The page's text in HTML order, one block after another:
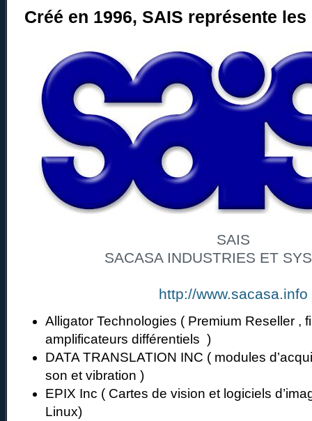
Créé en 1996, SAIS représente
SAIS
SACASA INDUSTRIES ET
http://www.sacasa.info
Alligator Technologies ( Premium Reseller ,
amplificateurs différentiels )
DATA TRANSLATION INC ( modules
son et vibration )
EPIX Inc ( Cartes de vision et logiciels
Linux)